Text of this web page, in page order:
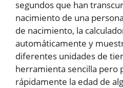
segundos que han
nacimiento de una
de nacimiento, la
automáticamente y
diferentes unidades de
herramienta sencilla pero
rápidamente la edad de